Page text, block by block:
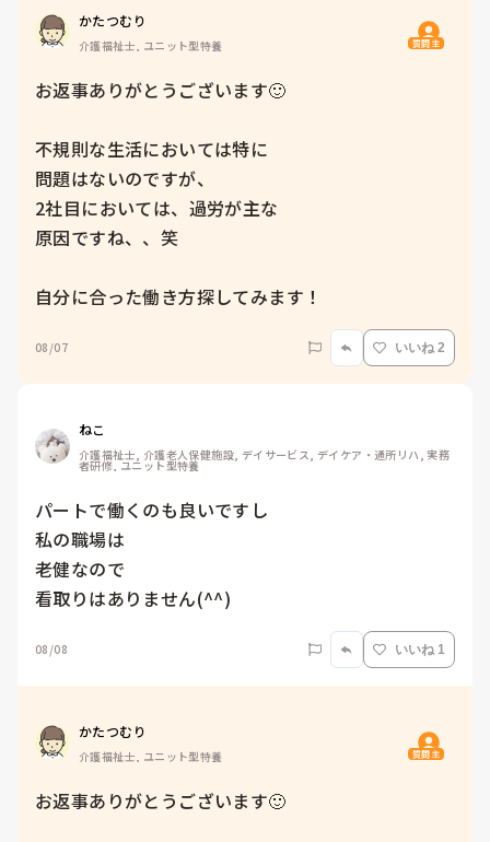
かたつむり
介護福祉士, ユニット型特養 質問主
お返事ありがとうございます🙂
不規則な生活においては特に
問題はないのですが、
2社目においては、過労が主な
原因ですね、、笑
自分に合った働き方探してみます！
08/07 いいね 2
ねこ
介護福祉士, 介護老人保健施設, デイサービス, デイケア・通所リハ, 実務
者研修, ユニット型特養
パートで働くのも良いですし
私の職場は
老健なので
08/08 いいね 1
かたつむり
介護福祉士, ユニット型特養 質問主
お返事ありがとうございます🙂